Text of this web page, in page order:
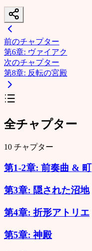
前のチャプター
第6章: ヴァイアク
次のチャプター
第8章: 反転の宮殿
全チャプター
10 チャプター
第1-2章: 前奏曲 & 町
第3章: 隠された沼地
第4章: 折形アトリエ
第5章: 神殿